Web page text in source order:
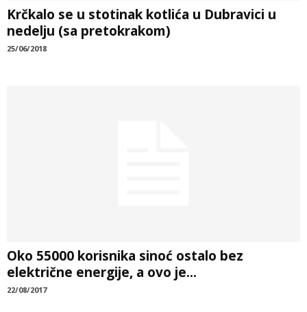
Krčkalo se u stotinak kotlića u Dubravici u
nedelju (sa pretokrakom)
25/06/2018
Oko 55000 korisnika sinoć ostalo bez
električne energije, a ovo je...
22/08/2017